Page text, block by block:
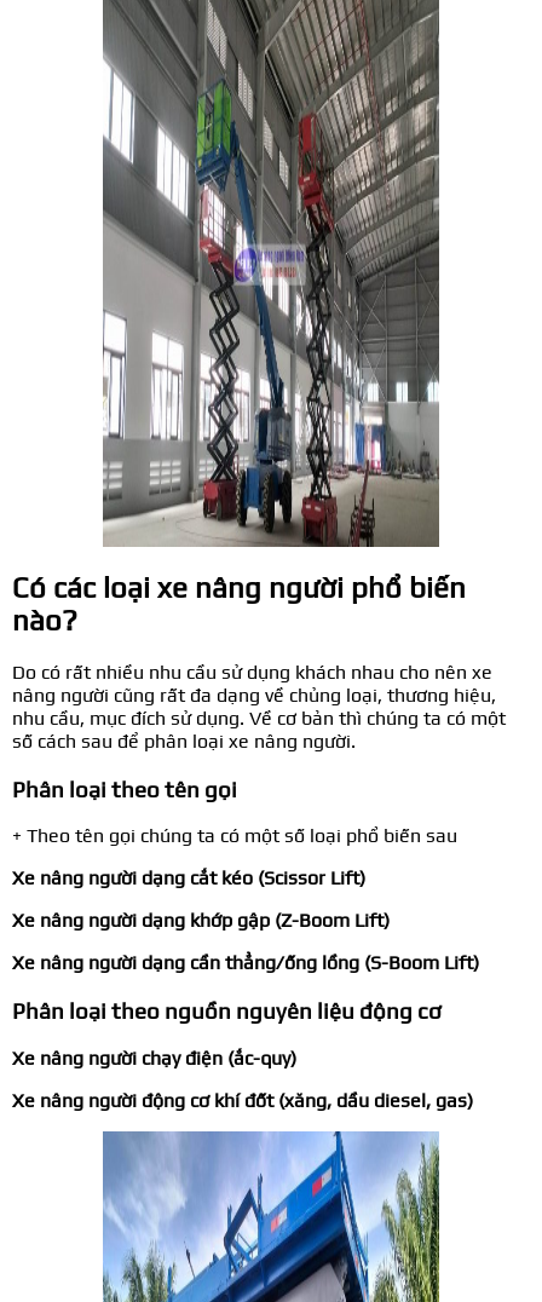
Có các loại xe nâng người phổ biến
nào?
Do có rất nhiều nhu cầu sử dụng khách nhau cho nên xe
nâng người cũng rất đa dạng về chủng loại, thương hiệu,
nhu cầu, mục đích sử dụng. Về cơ bản thì chúng ta có một
số cách sau để phân loại xe nâng người.
Phân loại theo tên gọi
+ Theo tên gọi chúng ta có một số loại phổ biến sau
Xe nâng người dạng cắt kéo (Scissor Lift)
Xe nâng người dạng khớp gập (Z-Boom Lift)
Xe nâng người dạng cần thẳng/ống lồng (S-Boom Lift)
Phân loại theo nguồn nguyên liệu động cơ
Xe nâng người chạy điện (ắc-quy)
Xe nâng người động cơ khí đốt (xăng, dầu diesel, gas)